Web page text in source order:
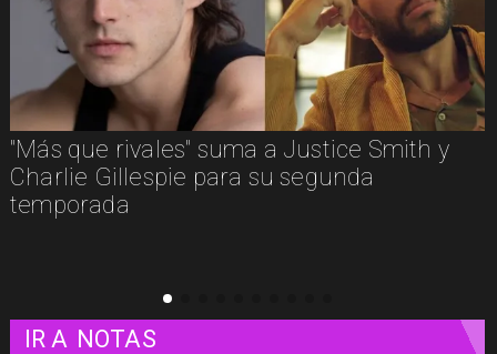
"Más que rivales" suma a Justice Smith y
Charlie Gillespie para su segunda
temporada
IR A NOTAS